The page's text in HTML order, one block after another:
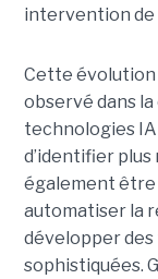
intervention de
Cette évolution
observé dans
technologies
d’identifier
également être
automatiser la
développer des
sophistiquées.